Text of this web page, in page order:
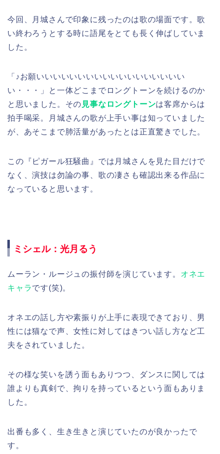
今回、月城さんで印象に残ったのは歌の場面です。歌
い終わろうとする時に語尾をとても長く伸ばしていま
した。
「♪お願いいいいいいいいいいいいいいいいいい
い・・・」と一体どこまでロングトーンを続けるのか
と思いました。その 見事なロングトーンは客席からは
拍手喝采。月城さんの歌が上手い事は知っていました
が、あそこまで肺活量があったとは正直驚きでした。
この『ピガール狂騒曲』では月城さんを見た目だけで
なく、演技は勿論の事、歌の凄さも確認出来る作品に
なっていると思います。
ミシェル：光月るう
ムーラン・ルージュの振付師を演じています。 オネエ
キャラです(笑)。
オネエの話し方や素振りが上手に表現できており、男
性には猫なで声、女性に対してはきつい話し方など工
夫をされていました。
その様な笑いを誘う面もありつつ、ダンスに関しては
誰よりも真剣で、拘りを持っているという面もありま
した。
出番も多く、生き生きと演じていたのが良かったで
す。